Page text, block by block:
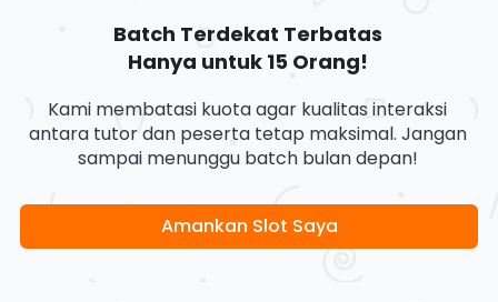
Batch Terdekat Terbatas
Hanya untuk 15 Orang!
Kami membatasi kuota agar kualitas interaksi
antara tutor dan peserta tetap maksimal. Jangan
sampai menunggu batch bulan depan!
`
Amankan Slot Saya